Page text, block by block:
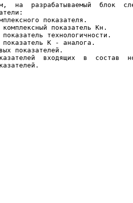
на  разрабатываемый  блок
показателя.
показатель Кн.
технологичности.
показатель К - аналога.
показателей.
входящих  в  состав